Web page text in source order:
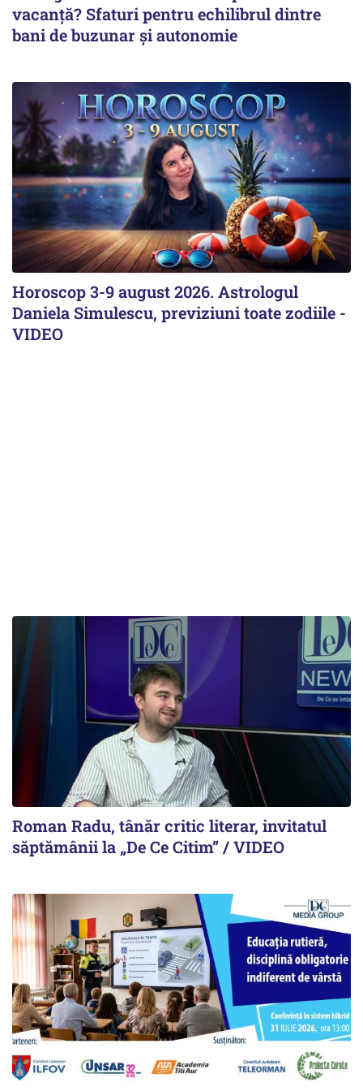
vacanță? Sfaturi pentru echilibrul dintre
bani de buzunar și autonomie
Horoscop 3-9 august 2026. Astrologul
Daniela Simulescu, previziuni toate zodiile -
VIDEO
Roman Radu, tânăr critic literar, invitatul
săptămânii la „De Ce Citim” / VIDEO